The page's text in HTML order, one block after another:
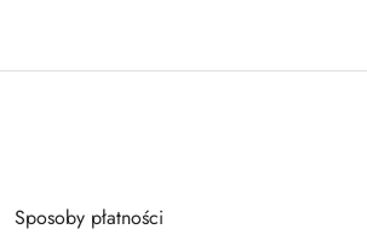
Sposoby płatności